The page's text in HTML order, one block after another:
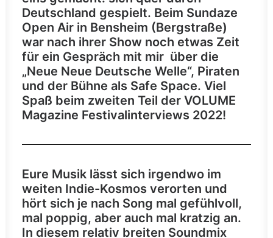
Deutschland gespielt. Beim Sundaze
Open Air in Bensheim (Bergstraße)
war nach ihrer Show noch etwas Zeit
für ein Gespräch mit mir über die
„Neue Neue Deutsche Welle“, Piraten
und der Bühne als Safe Space. Viel
Spaß beim zweiten Teil der VOLUME
Magazine Festivalinterviews 2022!
Eure Musik lässt sich irgendwo im
weiten Indie-Kosmos verorten und
hört sich je nach Song mal gefühlvoll,
mal poppig, aber auch mal kratzig an.
In diesem relativ breiten Soundmix